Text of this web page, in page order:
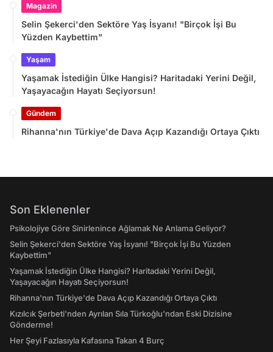
Magazin
Selin Şekerci'den Sektöre Yaş İsyanı! "Birçok İşi Bu
Yüzden Kaybettim"
Yaşam
Yaşamak İstediğin Ülke Hangisi? Haritadaki Yerini Değil,
Yaşayacağın Hayatı Seçiyorsun!
Gündem
Rihanna'nın Türkiye'de Dava Açıp Kazandığı Ortaya Çıktı
Son Eklenenler
Psikolojiye Göre Sinirlenince Ağlamak Ne Anlama Geliyor?
Selin Şekerci'den Sektöre Yaş İsyanı! "Birçok İşi Bu Yüzden
Kaybettim"
Yaşamak İstediğin Ülke Hangisi? Haritadaki Yerini Değil,
Yaşayacağın Hayatı Seçiyorsun!
Rihanna'nın Türkiye'de Dava Açıp Kazandığı Ortaya Çıktı
Kızılcık Şerbeti'nden Ayrılan Sıla Türkoğlu'ndan Eski Dizisine
Gönderme!
Her Şeyi Fazlasıyla Kafasına Takan 4 Burç